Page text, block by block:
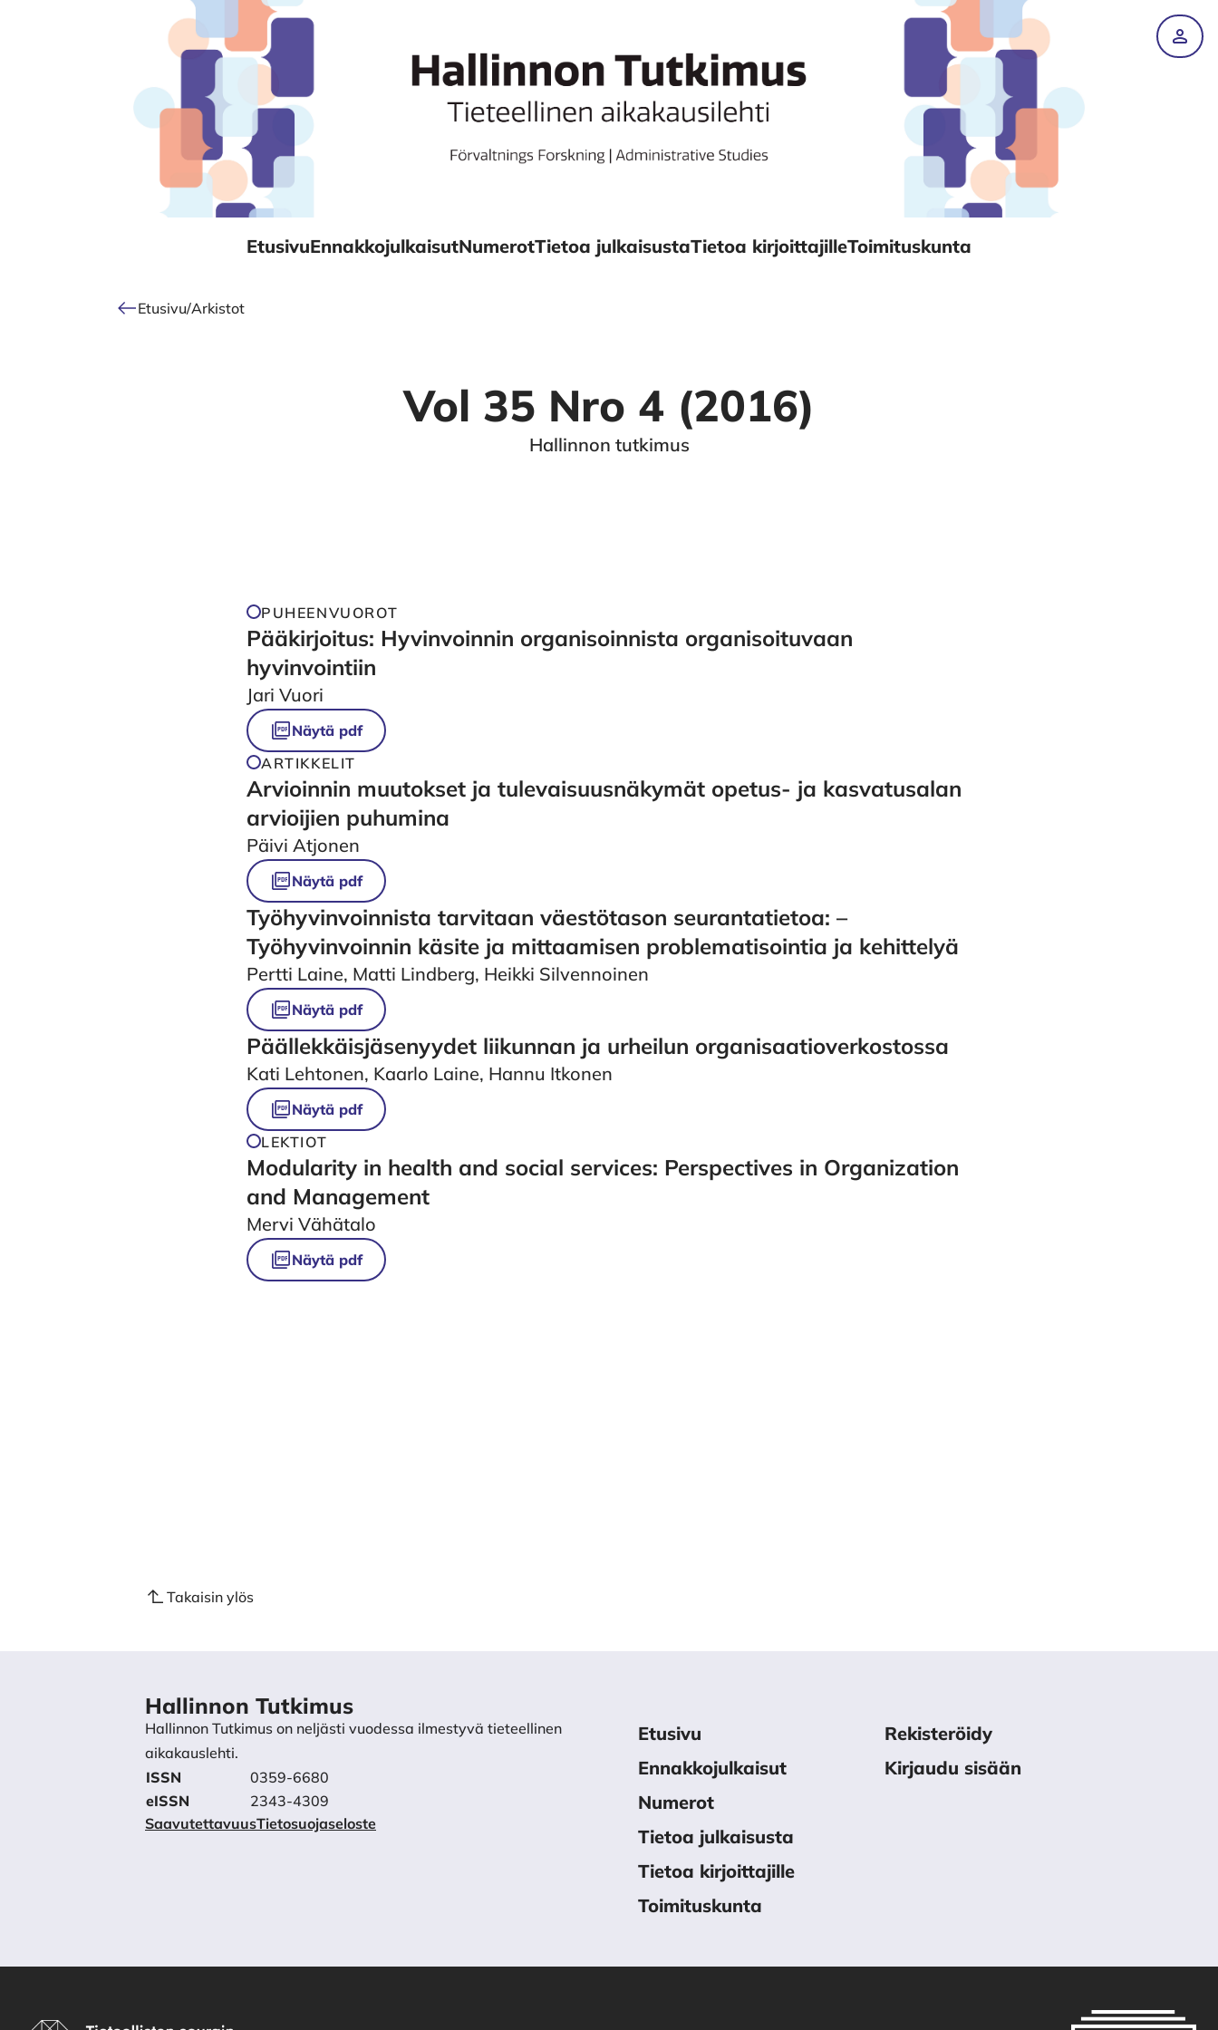
Tili
EtusivuEnnakkojulkaisutNumerotTietoa julkaisustaTietoa kirjoittajilleToimituskunta
Etusivu/Arkistot
Vol 35 Nro 4 (2016)
Hallinnon tutkimus
PUHEENVUOROT
Pääkirjoitus: Hyvinvoinnin organisoinnista organisoituvaan
hyvinvointiin
Jari Vuori
Näytä pdf
ARTIKKELIT
Arvioinnin muutokset ja tulevaisuusnäkymät opetus- ja kasvatusalan
arvioijien puhumina
Päivi Atjonen
Näytä pdf
Työhyvinvoinnista tarvitaan väestötason seurantatietoa: –
Työhyvinvoinnin käsite ja mittaamisen problematisointia ja kehittelyä
Pertti Laine, Matti Lindberg, Heikki Silvennoinen
Näytä pdf
Päällekkäisjäsenyydet liikunnan ja urheilun organisaatioverkostossa
Kati Lehtonen, Kaarlo Laine, Hannu Itkonen
Näytä pdf
LEKTIOT
Modularity in health and social services: Perspectives in Organization
and Management
Mervi Vähätalo
Näytä pdf
Takaisin ylös
Hallinnon Tutkimus
Hallinnon Tutkimus on neljästi vuodessa ilmestyvä tieteellinen
aikakauslehti.
ISSN
0359-6680
eISSN
2343-4309
SaavutettavuusTietosuojaseloste
Etusivu
Ennakkojulkaisut
Numerot
Tietoa julkaisusta
Tietoa kirjoittajille
Toimituskunta
Rekisteröidy
Kirjaudu sisään